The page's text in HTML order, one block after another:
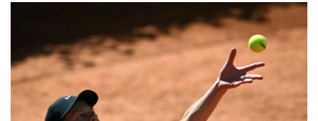
Alemanha alerta para ‘nova ameaça’ após incidente em
aeroporto-chave para envios à Ucrânia
Mohamed Salah é recebido por multidão na Turquia e veste
camisa do Trabzonspor
Fifa tenta superar crise com pedidos de desculpas e 'apoio total'
a Infantino